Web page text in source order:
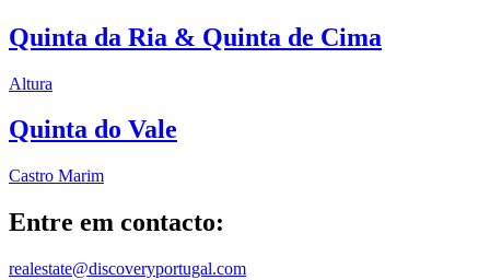
Quinta da Ria & Quinta de Cima
Altura
Quinta do Vale
Castro Marim
Entre em contacto:
realestate@discoveryportugal.com